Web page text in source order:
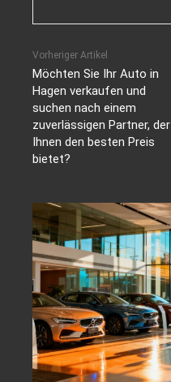
Vorheriger Artikel
Möchten Sie Ihr Auto in
Hagen verkaufen und
suchen nach einem
zuverlässigen Partner, der
Ihnen den besten Preis
bietet?